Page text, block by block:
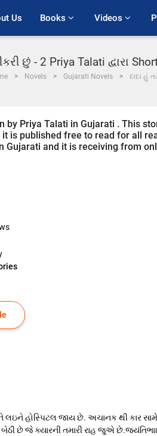
Us Books Videos
છું - 2 Priya Talati દ્વારા
Novels Gujarati Novels દાદા હું
Priya Talati in Gujarati . This
is published free to read for all
Gujarati and it is receiving from
હોસ્પિટલ જાય છે. અચાનક થી કાર
છે જે ક્યારની તમારી રાહ જુએ